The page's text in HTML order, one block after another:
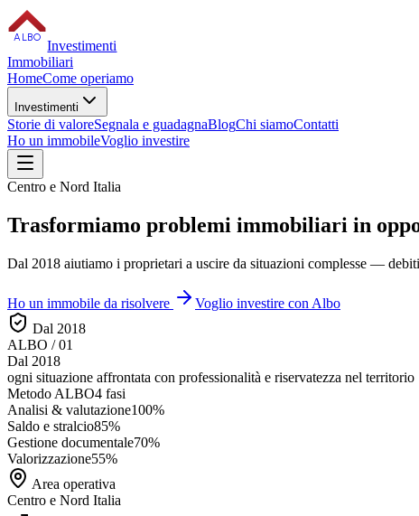
ALBO
Investimenti
Immobiliari
HomeCome operiamo
Investimenti
Storie di valoreSegnala e guadagnaBlogChi siamoContatti
Ho un immobileVoglio investire
Centro e Nord Italia
Trasformiamo problemi immobiliari in
Dal 2018 aiutiamo i proprietari a uscire da situazioni complesse —
Ho un immobile da risolvere
Voglio investire con Albo
Dal 2018
ALBO / 01
Dal 2018
ogni situazione affrontata con professionalità e riservatezza nel territorio
Metodo ALBO4 fasi
Analisi & valutazione100%
Saldo e stralcio85%
Gestione documentale70%
Valorizzazione55%
Area operativa
Centro e Nord Italia